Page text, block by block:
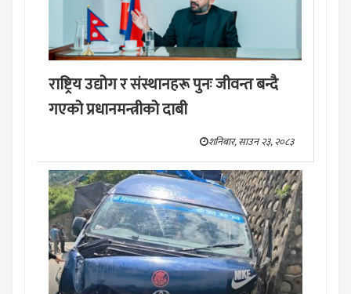
राष्ट्रिय उद्योग र संस्थानहरू पुनः जीवन्त बन्दै
गएको प्रधानमन्त्रीको दाबी
शनिबार, साउन २३, २०८३